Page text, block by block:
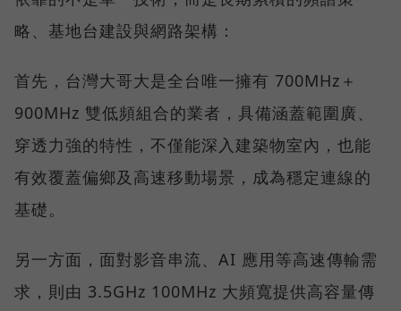
略、基地台建設與網路架構：
首先，台灣大哥大是全台唯一擁有 700MHz＋
900MHz 雙低頻組合的業者，具備涵蓋範圍廣、
穿透力強的特性，不僅能深入建築物室內，也能
有效覆蓋偏鄉及高速移動場景，成為穩定連線的
基礎。
另一方面，面對影音串流、AI 應用等高速傳輸需
求，則由 3.5GHz 100MHz 大頻寬提供高容量傳